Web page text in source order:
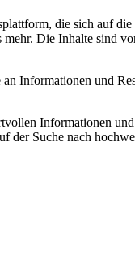
die sich auf
Die Inhalte sind
Informationen und
Informationen
der Suche nach